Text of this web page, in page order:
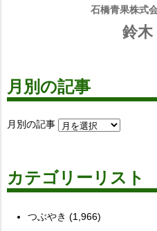
石橋青果株式
鈴木
月別の記事
月別の記事
カテゴリーリスト
つぶやき (1,966)